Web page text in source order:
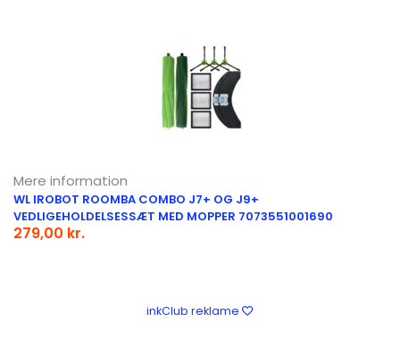
Mere information
WL IROBOT ROOMBA COMBO J7+ OG J9+
VEDLIGEHOLDELSESSÆT MED MOPPER 7073551001690
279,00 kr.
inkClub reklame